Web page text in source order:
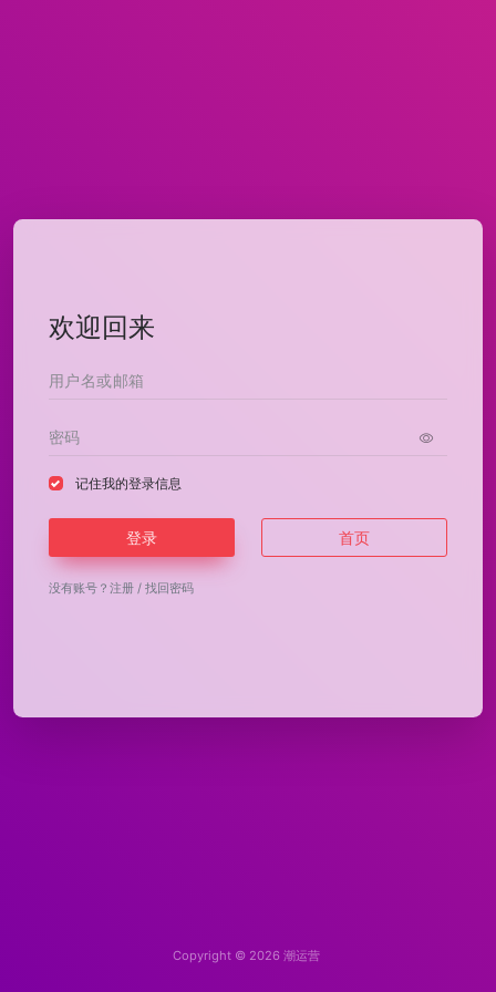
欢迎回来
记住我的登录信息
登录 首页
没有账号？ 注册 / 找回密码
Copyright © 2026 潮运营